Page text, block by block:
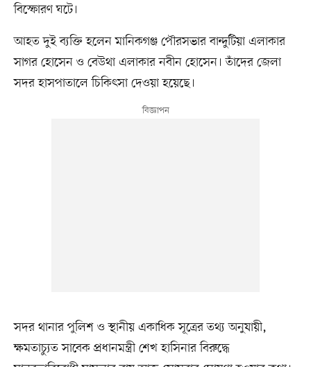
বিস্ফোরণ ঘটে।
আহত দুই ব্যক্তি হলেন মানিকগঞ্জ পৌরসভার বান্দুটিয়া এলাকার
সাগর হোসেন ও বেউথা এলাকার নবীন হোসেন। তাঁদের জেলা
সদর হাসপাতালে চিকিৎসা দেওয়া হয়েছে।
সদর থানার পুলিশ ও স্থানীয় একাধিক সূত্রের তথ্য অনুযায়ী,
ক্ষমতাচ্যুত সাবেক প্রধানমন্ত্রী শেখ হাসিনার বিরুদ্ধে